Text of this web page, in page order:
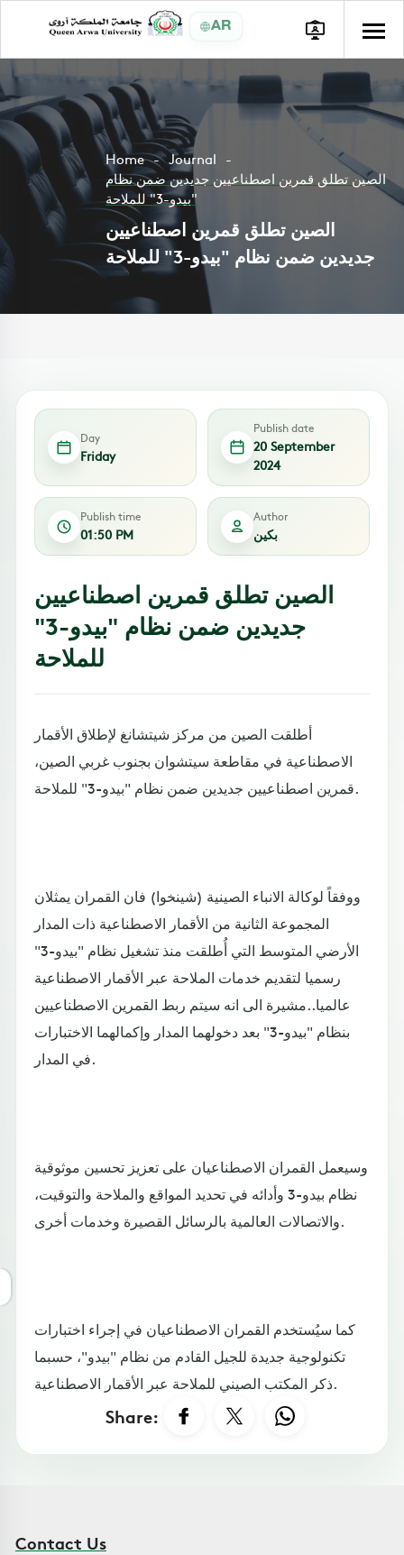
AR
Home
Journal
الصين تطلق قمرين اصطناعيين جديدين ضمن نظام
"بيدو-3" للملاحة
الصين تطلق قمرين اصطناعيين
جديدين ضمن نظام "بيدو-3" للملاحة
Day
Friday
Publish date
20 September
2024
Publish time
01:50 PM
Author
بكين
الصين تطلق قمرين اصطناعيين
جديدين ضمن نظام "بيدو-3"
للملاحة
أطلقت الصين من مركز شيتشانغ لإطلاق الأقمار
الاصطناعية في مقاطعة سيتشوان بجنوب غربي الصين،
قمرين اصطناعيين جديدين ضمن نظام "بيدو-3" للملاحة.
ووفقاً لوكالة الانباء الصينية (شينخوا) فان القمران يمثلان
المجموعة الثانية من الأقمار الاصطناعية ذات المدار
الأرضي المتوسط التي أُطلقت منذ تشغيل نظام "بيدو-3"
رسميا لتقديم خدمات الملاحة عبر الأقمار الاصطناعية
عالميا..مشيرة الى انه سيتم ربط القمرين الاصطناعيين
بنظام "بيدو-3" بعد دخولهما المدار وإكمالهما الاختبارات
في المدار.
وسيعمل القمران الاصطناعيان على تعزيز تحسين موثوقية
نظام بيدو-3 وأدائه في تحديد المواقع والملاحة والتوقيت،
والاتصالات العالمية بالرسائل القصيرة وخدمات أخرى.
كما سيُستخدم القمران الاصطناعيان في إجراء اختبارات
تكنولوجية جديدة للجيل القادم من نظام "بيدو"، حسبما
ذكر المكتب الصيني للملاحة عبر الأقمار الاصطناعية.
Share:
Contact Us